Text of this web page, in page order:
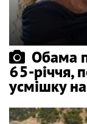
Обама
65-річчя,
усмішку